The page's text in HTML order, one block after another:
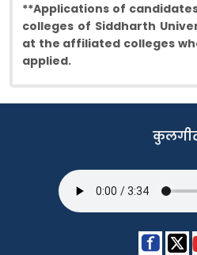
**Applications of
colleges of Siddharth
at the affiliated colleges
applied.